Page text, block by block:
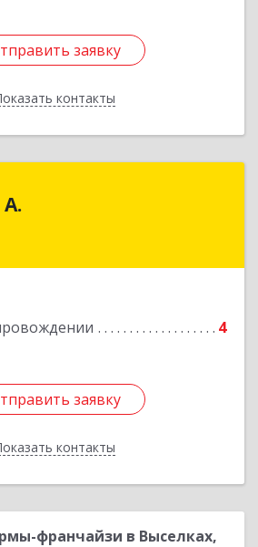
заявку
контакты
заявку
Назад
4
заявку
контакты
край, Тихорецкий р-н,
Подробнее
заявку
Назад
франчайзи в Выселках,